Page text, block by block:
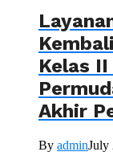
Kelas
Akhir
By adminJuly